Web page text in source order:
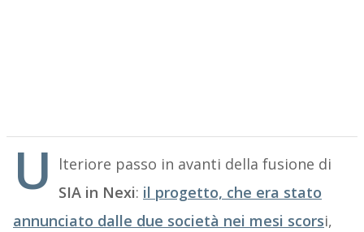
U
lteriore passo in avanti della fusione di
SIA in Nexi: il progetto, che era stato
annunciato dalle due società nei mesi scorsi,